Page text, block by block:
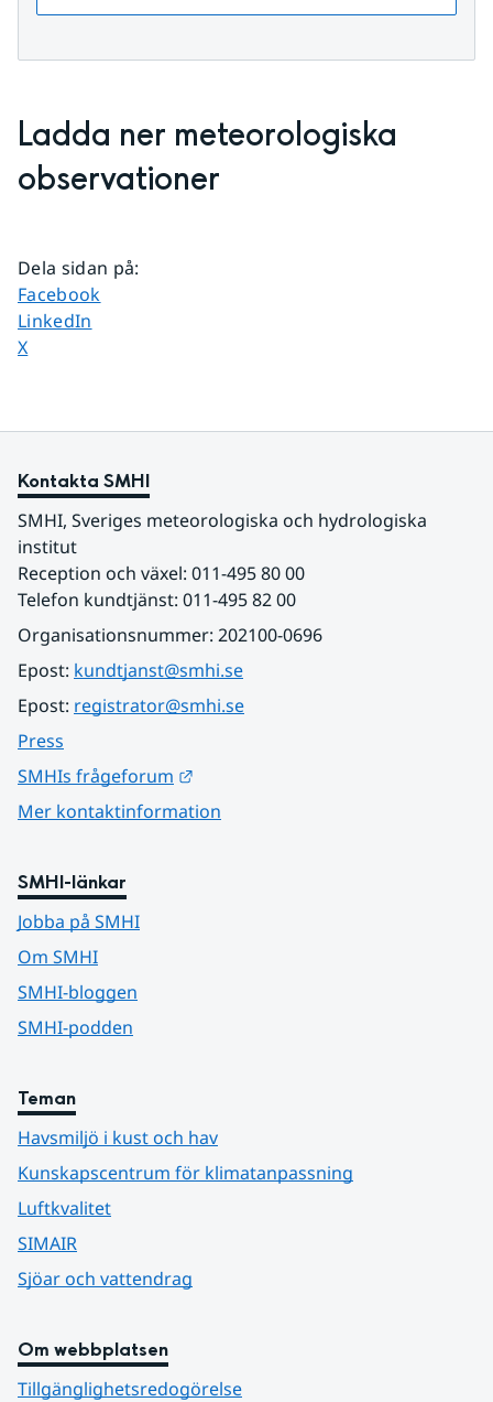
Ladda ner meteorologiska
observationer
Dela sidan på:
Dela sidan på
Facebook
Dela sidan på
LinkedIn
Dela sidan på
X
Kontakta SMHI
SMHI, Sveriges meteorologiska och hydrologiska
institut
Reception och växel: 011-495 80 00
Telefon kundtjänst: 011-495 82 00
Organisationsnummer: 202100-0696
Epost: kundtjanst@smhi.se
Epost: registrator@smhi.se
Press
SMHIs frågeforum
Mer kontaktinformation
SMHI-länkar
Jobba på SMHI
Om SMHI
SMHI-bloggen
SMHI-podden
Teman
Havsmiljö i kust och hav
Kunskapscentrum för klimatanpassning
Luftkvalitet
SIMAIR
Sjöar och vattendrag
Om webbplatsen
Tillgänglighetsredogörelse